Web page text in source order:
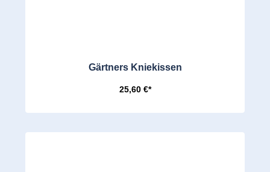
Gärtners Kniekissen
25,60 €*